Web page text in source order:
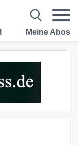
Meine Abos